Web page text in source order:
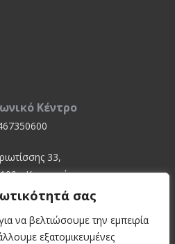
σας
να βελτιώσουμε την εμπειρία
εξατομικευμένες
Κέντρο
33,
- Καστοριά